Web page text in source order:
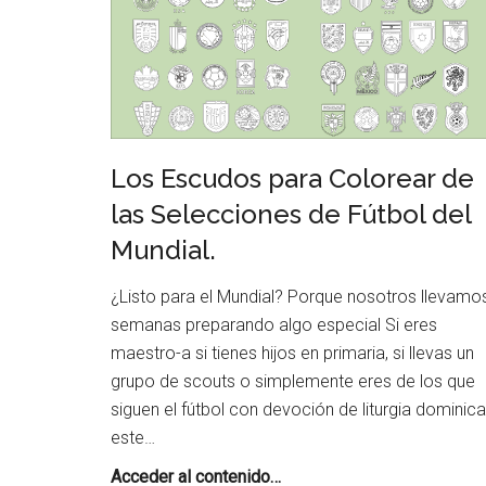
encontrar
artículos,
recursos
materiales
educativos
docentes.
Reportajes
libros
y
cuadernos
gratis
para
colorear
y
Los Escudos para Colorear de
las Selecciones de Fútbol del
Mundial.
¿Listo para el Mundial? Porque nosotros
semanas preparando algo especial Si eres
maestro-a si tienes hijos en primaria, si llevas un
grupo de scouts o simplemente eres de los que
siguen el fútbol con devoción de liturgia
este…
Acceder al contenido…Los